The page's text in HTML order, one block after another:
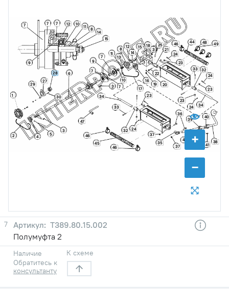
+
−
7
7
7
7
7
7
1
2
3
3
3
4 5
6
8
8
9 9
10
10
11
11
12
12
13
14
14
15
15
16
17
18
19 20
21
22
23
23
23
23
24
24
24
24
25
27
28
29
30
32
32
33
33
34
34
35
36
37
37
38
39 40
41
43
44
45
46
46
46
47
48 49
7
Т389.80.15.002
Полумуфта 2
Наличие
Обратитесь к
консультанту
К схеме